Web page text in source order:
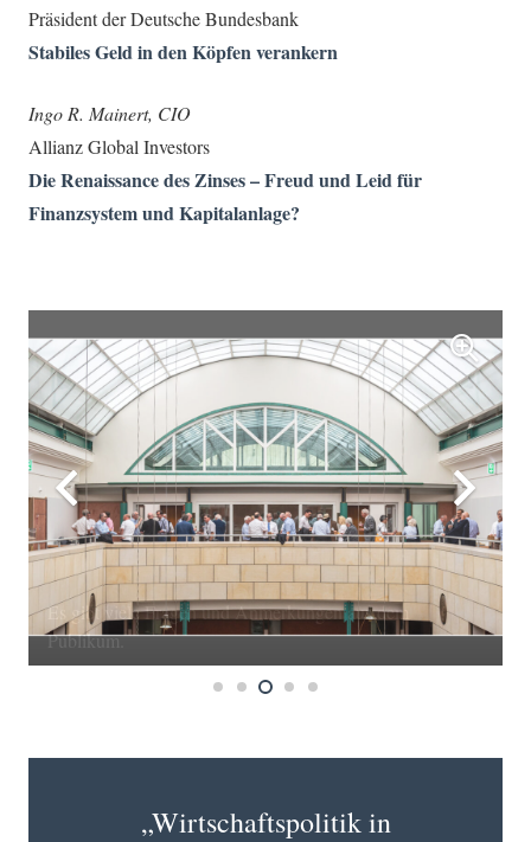
Präsident der Deutsche Bundesbank
Stabiles Geld in den Köpfen verankern
Ingo R. Mainert, CIO
Allianz Global Investors
Die Renaissance des Zinses – Freud und Leid für
Finanzsystem und Kapitalanlage?
Auch die Pause wird für Gespräche und Diskussionen
genutzt.
„Wirtschaftspolitik in